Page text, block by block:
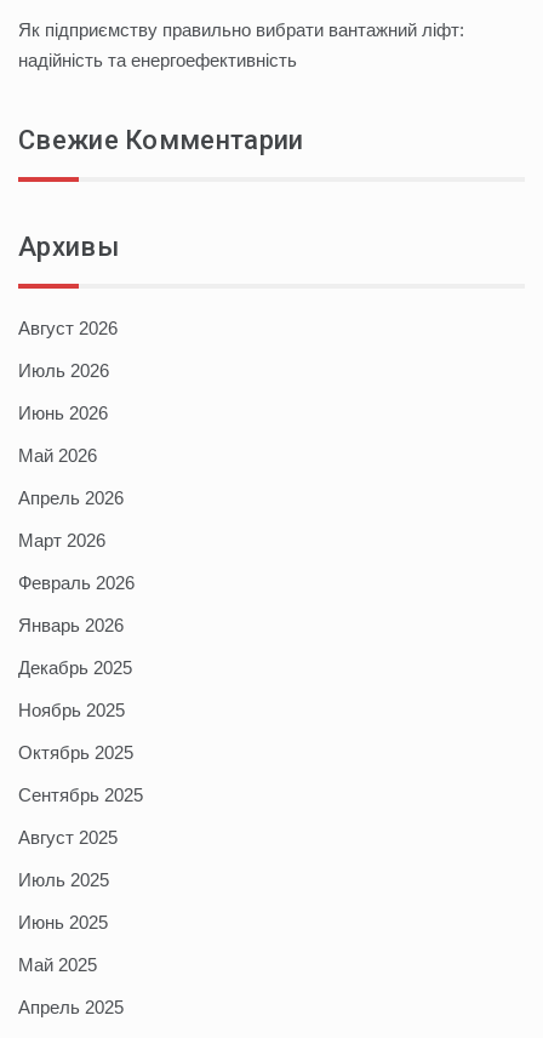
Як підприємству правильно вибрати вантажний ліфт:
надійність та енергоефективність
Свежие Комментарии
Архивы
Август 2026
Июль 2026
Июнь 2026
Май 2026
Апрель 2026
Март 2026
Февраль 2026
Январь 2026
Декабрь 2025
Ноябрь 2025
Октябрь 2025
Сентябрь 2025
Август 2025
Июль 2025
Июнь 2025
Май 2025
Апрель 2025